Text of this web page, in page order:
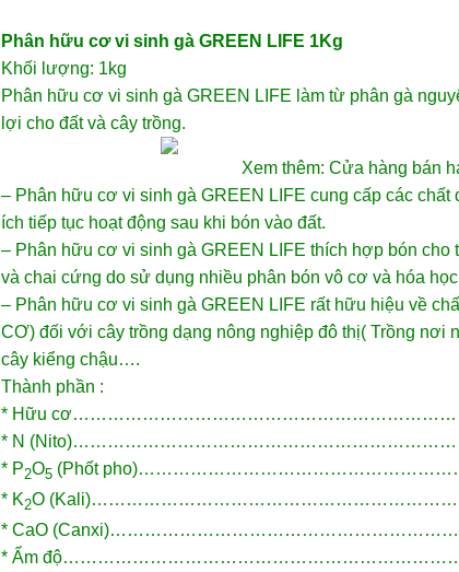
Phân hữu cơ vi sinh gà GREEN LIFE 1Kg
Khối lượng: 1kg
Phân hữu cơ vi sinh gà GREEN LIFE làm từ phân gà
lợi cho đất và cây trồng.
Xem thêm: Cửa hàng bán
– Phân hữu cơ vi sinh gà GREEN LIFE cung cấp các
ích tiếp tục hoạt động sau khi bón vào đất.
– Phân hữu cơ vi sinh gà GREEN LIFE thích hợp bón cho
và chai cứng do sử dụng nhiều phân bón vô cơ và hóa
– Phân hữu cơ vi sinh gà GREEN LIFE rất hữu hiệu về
CƠ) đối với cây trồng dạng nông nghiệp đô thị( Trồng
cây kiểng chậu….
Thành phần :
* Hữu
* N
* P2O5(Phốt
* K2O
* CaO
* Ẩm